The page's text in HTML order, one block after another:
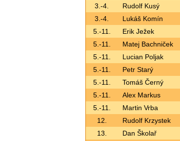
3.-4.
Rudolf Kusý
3.-4.
Lukáš Komín
5.-11.
Erik Ježek
5.-11.
Matej Bachniček
5.-11.
Lucian Poljak
5.-11.
Petr Starý
5.-11.
Tomáš Černý
5.-11.
Alex Markus
5.-11.
Martin Vrba
12.
Rudolf Krzystek
13.
Dan Školař